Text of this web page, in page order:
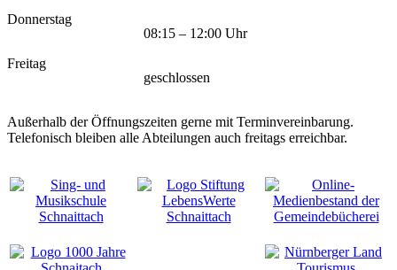
Donnerstag
08:15 – 12:00 Uhr
Freitag
geschlossen
Außerhalb der Öffnungszeiten gerne mit Terminvereinbarung.
Telefonisch bleiben alle Abteilungen auch freitags erreichbar.